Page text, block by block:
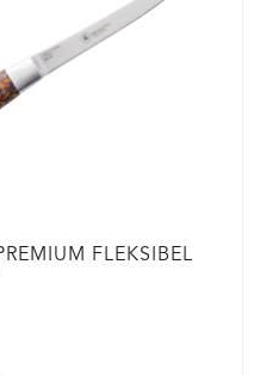
FLEKSIBEL